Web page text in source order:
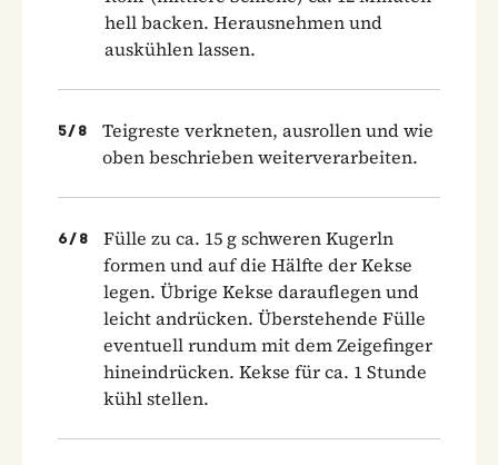
hell backen. Herausnehmen und
auskühlen lassen.
5/ 8
Teigreste verkneten, ausrollen und wie
oben beschrieben weiterverarbeiten.
6/ 8
Fülle zu ca. 15 g schweren Kugerln
formen und auf die Hälfte der Kekse
legen. Übrige Kekse darauflegen und
leicht andrücken. Überstehende Fülle
eventuell rundum mit dem Zeigefinger
hineindrücken. Kekse für ca. 1 Stunde
kühl stellen.